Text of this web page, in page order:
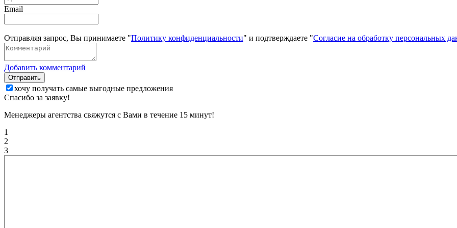
Email
Отправляя запрос, Вы принимаете "Политику конфиденциальности" и подтверждаете "Согласие на обработку персональных
Добавить комментарий
Отправить
хочу получать самые выгодные предложения
Спасибо за заявку!
Менеджеры агентства свяжутся с Вами в течение 15 минут!
1
2
3